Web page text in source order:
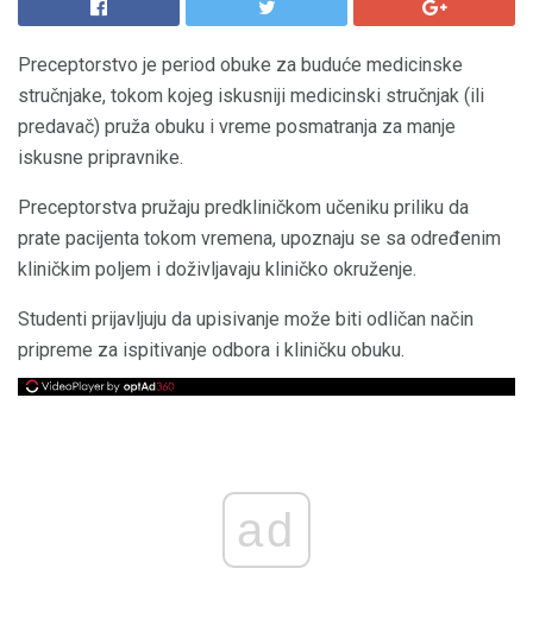
Preceptorstvo je period obuke za buduće medicinske
stručnjake, tokom kojeg iskusniji medicinski stručnjak (ili
predavač) pruža obuku i vreme posmatranja za manje
iskusne pripravnike.
Preceptorstva pružaju predkliničkom učeniku priliku da
prate pacijenta tokom vremena, upoznaju se sa određenim
kliničkim poljem i doživljavaju kliničko okruženje.
Studenti prijavljuju da upisivanje može biti odličan način
pripreme za ispitivanje odbora i kliničku obuku.
ad